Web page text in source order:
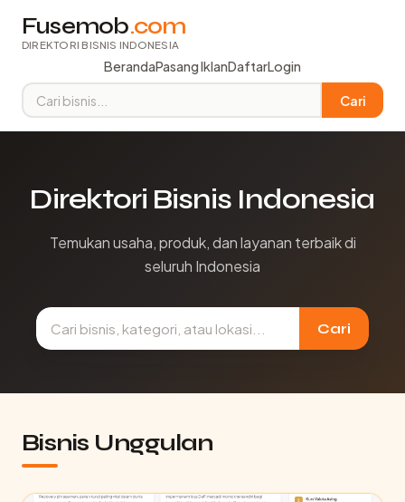
Fusemob.com
DIREKTORI BISNIS INDONESIA
BerandaPasang IklanDaftarLogin
Cari
Direktori Bisnis Indonesia
Temukan usaha, produk, dan layanan terbaik di
seluruh Indonesia
Cari
Bisnis Unggulan